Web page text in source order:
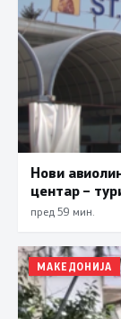
Нови
центар –
пред 59 мин.
МАКЕДОНИЈА